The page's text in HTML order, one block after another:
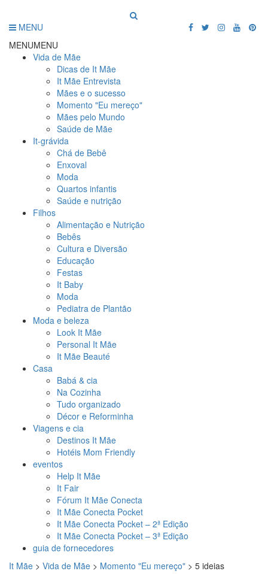
MENU
MENUMENU
Vida de Mãe
Dicas de It Mãe
It Mãe Entrevista
Mães e o sucesso
Momento "Eu mereço"
Mães pelo Mundo
Saúde de Mãe
It-grávida
Chá de Bebê
Enxoval
Moda
Quartos infantis
Saúde e nutrição
Filhos
Alimentação e Nutrição
Bebês
Cultura e Diversão
Educação
Festas
It Baby
Moda
Pediatra de Plantão
Moda e beleza
Look It Mãe
Personal It Mãe
It Mãe Beauté
Casa
Babá & cia
Na Cozinha
Tudo organizado
Décor e Reforminha
Viagens e cia
Destinos It Mãe
Hotéis Mom Friendly
eventos
Help It Mãe
It Fair
Fórum It Mãe Conecta
It Mãe Conecta Pocket
It Mãe Conecta Pocket – 2ª Edição
It Mãe Conecta Pocket – 3ª Edição
guia de fornecedores
It Mãe > Vida de Mãe > Momento "Eu mereço" > 5 ideias